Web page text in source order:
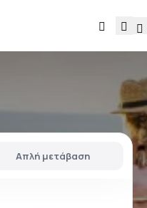
Απλή μετάβαση